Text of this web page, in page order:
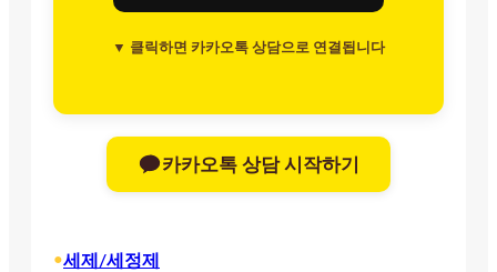
▼ 클릭하면 카카오톡 상담으로 연결됩니다
카카오톡 상담 시작하기
•세제/세정제